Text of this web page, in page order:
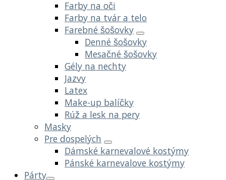
Farby na oči
Farby na tvár a telo
Farebné šošovky
Denné šošovky
Mesačné šošovky
Gély na nechty
Jazvy
Latex
Make-up balíčky
Rúž a lesk na pery
Masky
Pre dospelých
Dámské karnevalové kostýmy
Pánské karnevalove kostýmy
Párty